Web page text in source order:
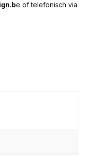
e of telefonisch via